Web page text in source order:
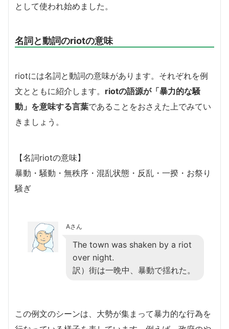
として使われ始めました。
名詞と動詞のriotの意味
riotには名詞と動詞の意味があります。それぞれを例
文とともに紹介します。 riotの語源が「暴力的な騒
動」を意味する言葉であることをおさえた上でみてい
きましょう。
【名詞riotの意味】
暴動・騒動・無秩序・混乱状態・反乱・一揆・お祭り
騒ぎ
Aさん
The town was shaken by a riot
over night.
訳）街は一晩中、暴動で揺れた。
この例文のシーンは、大勢が集まって暴力的な行為を